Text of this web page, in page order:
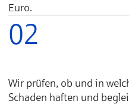
Euro.
02
Wir prüfen, ob und in
Schaden haften und